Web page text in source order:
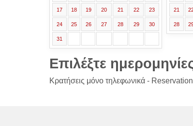
17 18 19 20 21 22 23
24 25 26 27 28 29 30
31
21
28
Επιλέξτε
Κρατήσεις μόνο τηλεφωνικά -